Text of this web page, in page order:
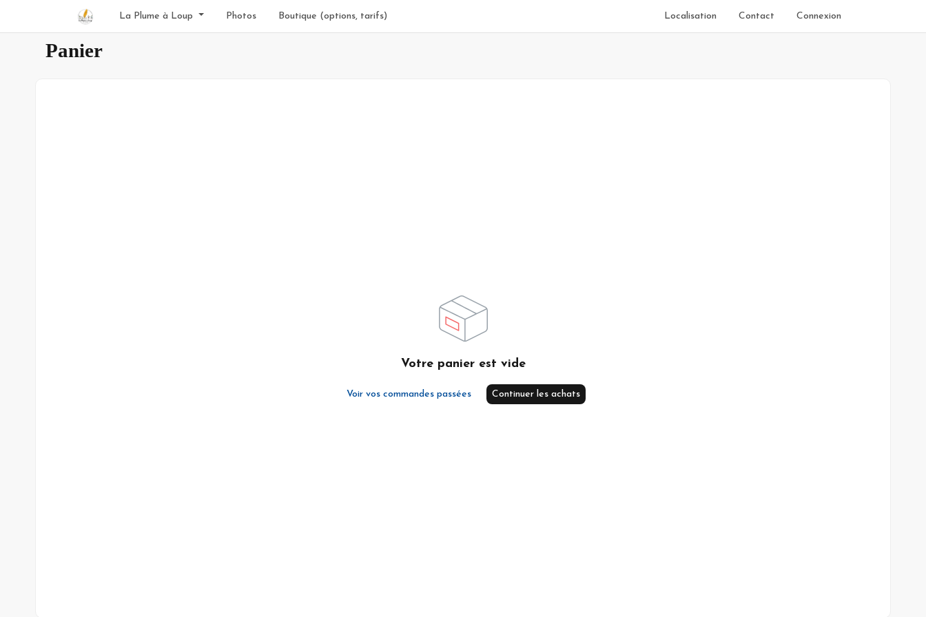
La Plume à Loup Photos Boutique (options, tarifs) Localisation Contact Connexion
Panier
Votre panier est vide
Voir vos commandes passées Continuer les achats